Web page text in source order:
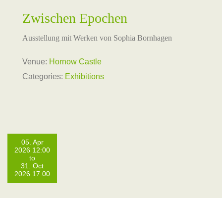
Zwischen Epochen
Ausstellung mit Werken von Sophia Bornhagen
Venue: Hornow Castle
Categories: Exhibitions
05. Apr
2026 12:00
to
31. Oct
2026 17:00